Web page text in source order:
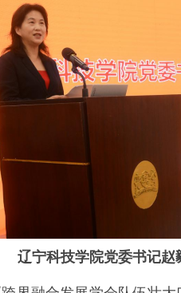
辽宁科技学院党委书记赵